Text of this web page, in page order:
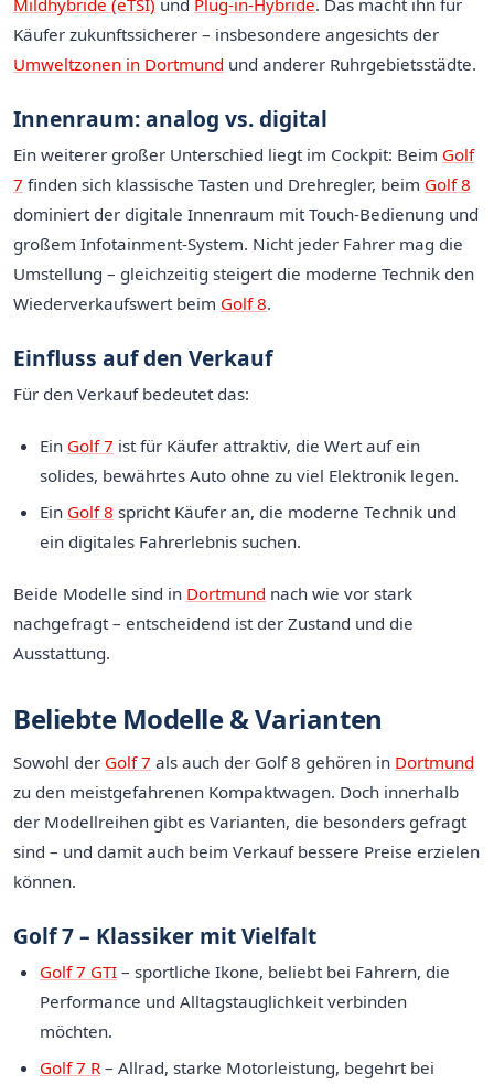
Käufer zukunftssicherer – insbesondere angesichts der
Umweltzonen in Dortmund und anderer Ruhrgebietsstädte.
Innenraum: analog vs. digital
Ein weiterer großer Unterschied liegt im Cockpit: Beim Golf
7 finden sich klassische Tasten und Drehregler, beim Golf 8
dominiert der digitale Innenraum mit Touch-Bedienung und
großem Infotainment-System. Nicht jeder Fahrer mag die
Umstellung – gleichzeitig steigert die moderne Technik den
Wiederverkaufswert beim Golf 8.
Einfluss auf den Verkauf
Für den Verkauf bedeutet das:
Ein Golf 7 ist für Käufer attraktiv, die Wert auf ein
solides, bewährtes Auto ohne zu viel Elektronik legen.
Ein Golf 8 spricht Käufer an, die moderne Technik und
ein digitales Fahrerlebnis suchen.
Beide Modelle sind in Dortmund nach wie vor stark
nachgefragt – entscheidend ist der Zustand und die
Ausstattung.
Beliebte Modelle & Varianten
Sowohl der Golf 7 als auch der Golf 8 gehören in Dortmund
zu den meistgefahrenen Kompaktwagen. Doch innerhalb
der Modellreihen gibt es Varianten, die besonders gefragt
sind – und damit auch beim Verkauf bessere Preise erzielen
können.
Golf 7 – Klassiker mit Vielfalt
Golf 7 GTI – sportliche Ikone, beliebt bei Fahrern, die
Performance und Alltagstauglichkeit verbinden
möchten.
Golf 7 R – Allrad, starke Motorleistung, begehrt bei